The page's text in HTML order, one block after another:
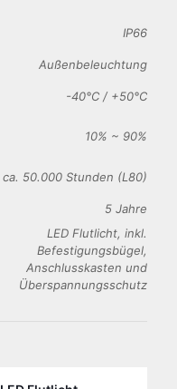
IP66
Außenbeleuchtung
-40°C / +50°C
10% ~ 90%
ca. 50.000 Stunden (L80)
5 Jahre
LED Flutlicht, inkl.
Befestigungsbügel,
Anschlusskasten und
Überspannungsschutz